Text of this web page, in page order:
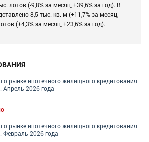
лотов (-9,8% за месяц, +39,6% за год). В
8,5 тыс. кв. м (+11,7% за месяц,
(+4,3% за месяц, +23,6% за год).
о рынке ипотечного жилищного кредитования
Апрель 2026 года
о рынке ипотечного жилищного кредитования
Февраль 2026 года